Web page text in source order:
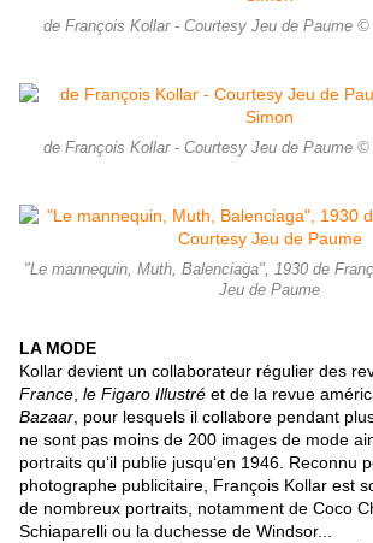
de François Kollar - Courtesy Jeu de Paume
de François Kollar - Courtesy Jeu de Paume
"Le mannequin, Muth, Balenciaga", 1930 de
Jeu de Paume
LA MODE
Kollar devient un collaborateur régulier des
France le Figaro Illustré et de la revue
Bazaar , pour lesquels il collabore pendant
ne sont pas moins de 200 images de mode
portraits qu‘il publie jusqu‘en 1946. Reconnu
photographe publicitaire, François Kollar est
de nombreux portraits, notamment de Coco
Schiaparelli ou la duchesse de Windsor...